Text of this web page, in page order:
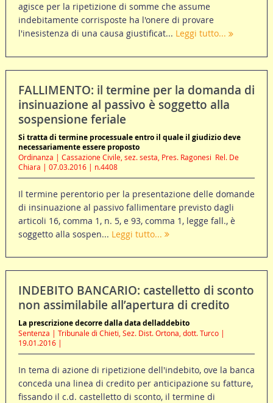
agisce per la ripetizione di somme che assume
indebitamente corrisposte ha l'onere di provare
l'inesistenza di una causa giustificat... Leggi tutto...
FALLIMENTO: il termine per la domanda di
insinuazione al passivo è soggetto alla
sospensione feriale
Si tratta di termine processuale entro il quale il giudizio deve
necessariamente essere proposto
Ordinanza | Cassazione Civile, sez. sesta, Pres. Ragonesi  Rel. De
Chiara | 07.03.2016 | n.4408
Il termine perentorio per la presentazione delle domande
di insinuazione al passivo fallimentare previsto dagli
articoli 16, comma 1, n. 5, e 93, comma 1, legge fall., è
soggetto alla sospen... Leggi tutto...
INDEBITO BANCARIO: castelletto di sconto
non assimilabile all’apertura di credito
La prescrizione decorre dalla data delladdebito
Sentenza | Tribunale di Chieti, Sez. Dist. Ortona, dott. Turco |
19.01.2016 |
In tema di azione di ripetizione dell'indebito, ove la banca
conceda una linea di credito per anticipazione su fatture,
fissando il c.d. castelletto di sconto, il termine di